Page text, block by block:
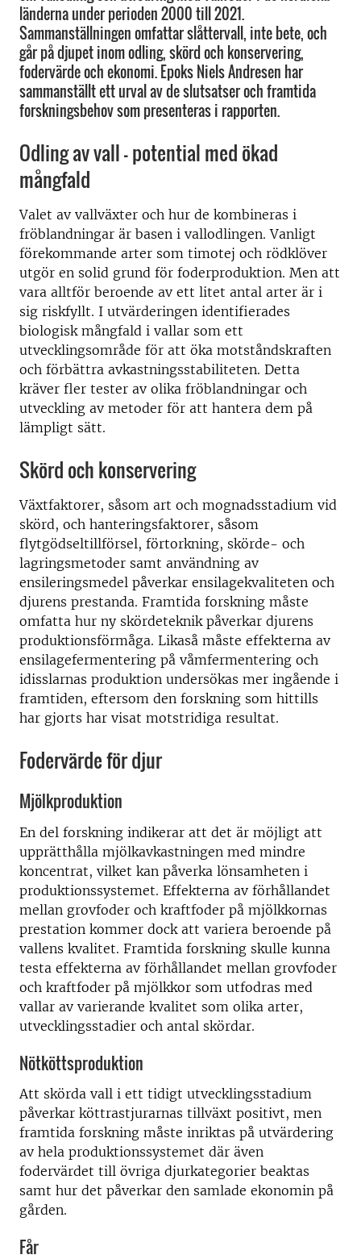
länderna under perioden 2000 till 2021.
Sammanställningen omfattar slåttervall, inte bete, och
går på djupet inom odling, skörd och konservering,
fodervärde och ekonomi. Epoks Niels Andresen har
sammanställt ett urval av de slutsatser och framtida
forskningsbehov som presenteras i rapporten.
Odling av vall – potential med ökad
mångfald
Valet av vallväxter och hur de kombineras i
fröblandningar är basen i vallodlingen. Vanligt
förekommande arter som timotej och rödklöver
utgör en solid grund för foderproduktion. Men att
vara alltför beroende av ett litet antal arter är i
sig riskfyllt. I utvärderingen identifierades
biologisk mångfald i vallar som ett
utvecklingsområde för att öka motståndskraften
och förbättra avkastningsstabiliteten. Detta
kräver fler tester av olika fröblandningar och
utveckling av metoder för att hantera dem på
lämpligt sätt.
Skörd och konservering
Växtfaktorer, såsom art och mognadsstadium vid
skörd, och hanteringsfaktorer, såsom
flytgödseltillförsel, förtorkning, skörde- och
lagringsmetoder samt användning av
ensileringsmedel påverkar ensilagekvaliteten och
djurens prestanda. Framtida forskning måste
omfatta hur ny skördeteknik påverkar djurens
produktionsförmåga. Likaså måste effekterna av
ensilagefermentering på våmfermentering och
idisslarnas produktion undersökas mer ingående i
framtiden, eftersom den forskning som hittills
har gjorts har visat motstridiga resultat.
Fodervärde för djur
Mjölkproduktion
En del forskning indikerar att det är möjligt att
upprätthålla mjölkavkastningen med mindre
koncentrat, vilket kan påverka lönsamheten i
produktionssystemet. Effekterna av förhållandet
mellan grovfoder och kraftfoder på mjölkkornas
prestation kommer dock att variera beroende på
vallens kvalitet. Framtida forskning skulle kunna
testa effekterna av förhållandet mellan grovfoder
och kraftfoder på mjölkkor som utfodras med
vallar av varierande kvalitet som olika arter,
utvecklingsstadier och antal skördar.
Nötköttsproduktion
Att skörda vall i ett tidigt utvecklingsstadium
påverkar köttrastjurarnas tillväxt positivt, men
framtida forskning måste inriktas på utvärdering
av hela produktionssystemet där även
fodervärdet till övriga djurkategorier beaktas
samt hur det påverkar den samlade ekonomin på
gården.
Får